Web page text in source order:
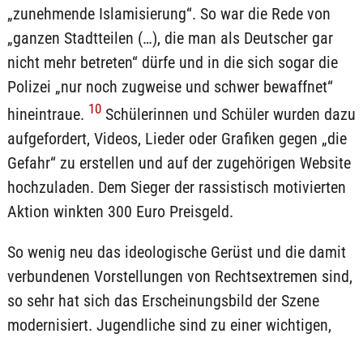
„zunehmende Islamisierung“. So war die Rede von
„ganzen Stadtteilen (…), die man als Deutscher gar
nicht mehr betreten“ dürfe und in die sich sogar die
Polizei „nur noch zugweise und schwer bewaffnet“
hineintraue. 10Schülerinnen und Schüler wurden dazu
aufgefordert, Videos, Lieder oder Grafiken gegen „die
Gefahr“ zu erstellen und auf der zugehörigen Website
hochzuladen. Dem Sieger der rassistisch motivierten
Aktion winkten 300 Euro Preisgeld.
So wenig neu das ideologische Gerüst und die damit
verbundenen Vorstellungen von Rechtsextremen sind,
so sehr hat sich das Erscheinungsbild der Szene
modernisiert. Jugendliche sind zu einer wichtigen,